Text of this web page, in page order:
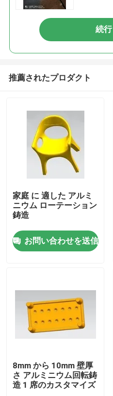
プロダクト
続行
推薦されたプロダクト
家庭 に 適した アルミ
ニウム ローテーション
鋳造
お問い合わせを送信
8mm から 10mm 壁厚
さ アルミニウム回転鋳
造 1 席のカスタマイズ